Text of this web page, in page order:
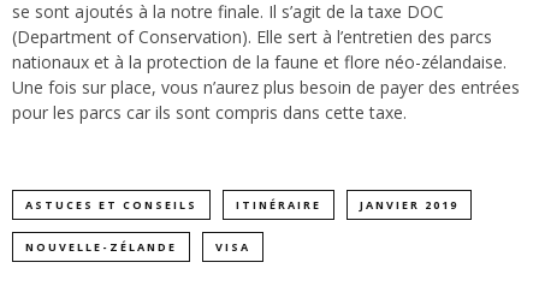
se sont ajoutés à la notre finale. Il s’agit de la taxe DOC
(Department of Conservation). Elle sert à l’entretien des parcs
nationaux et à la protection de la faune et flore néo-zélandaise.
Une fois sur place, vous n’aurez plus besoin de payer des entrées
pour les parcs car ils sont compris dans cette taxe.
ASTUCES ET CONSEILS ITINÉRAIRE JANVIER 2019
NOUVELLE-ZÉLANDE VISA